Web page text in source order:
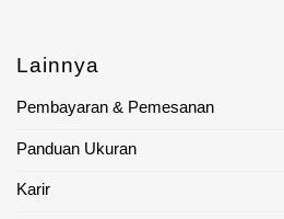
Lainnya
Pembayaran & Pemesanan
Panduan Ukuran
Karir